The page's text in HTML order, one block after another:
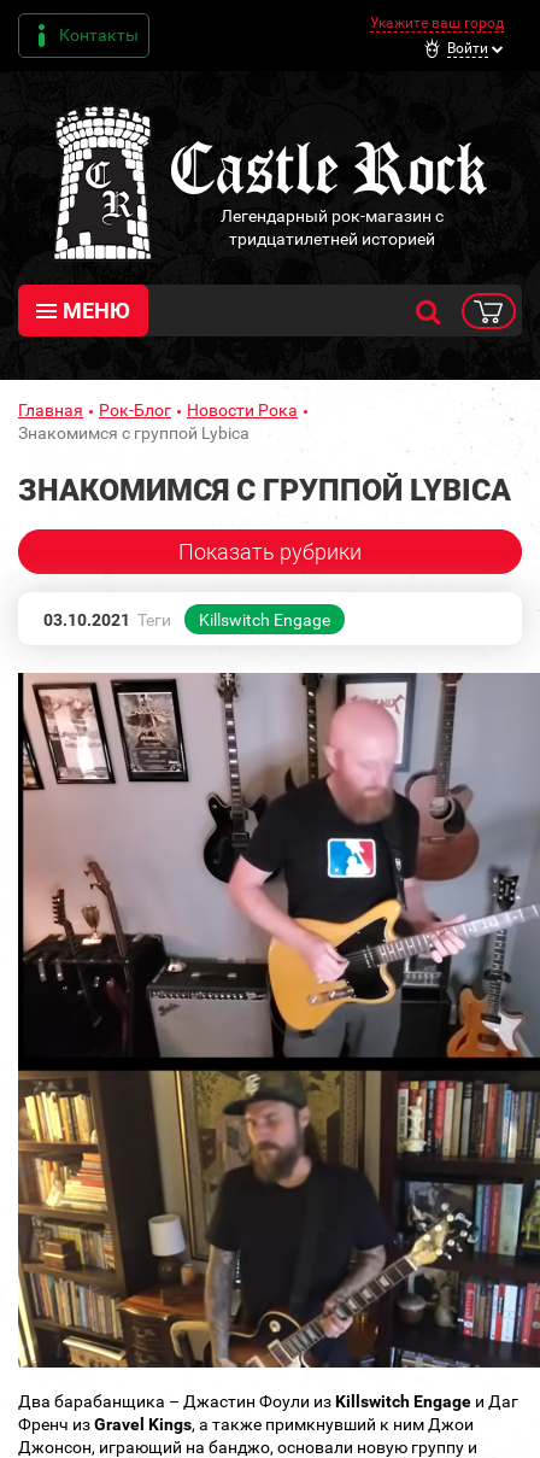
Контакты
Укажите ваш город
Войти
Легендарный рок-магазин с
тридцатилетней историей
МЕНЮ
Главная Рок-Блог
Новости Рока
Знакомимся с группой Lybica
ЗНАКОМИМСЯ С ГРУППОЙ LYBICA
Показать рубрики
03.10.2021 Теги Killswitch Engage
Два барабанщика – Джастин Фоули изKillswitch Engage и Даг
Френч изGravel Kings, а также примкнувший к ним Джои
Джонсон, играющий на банджо, основали новую группу и